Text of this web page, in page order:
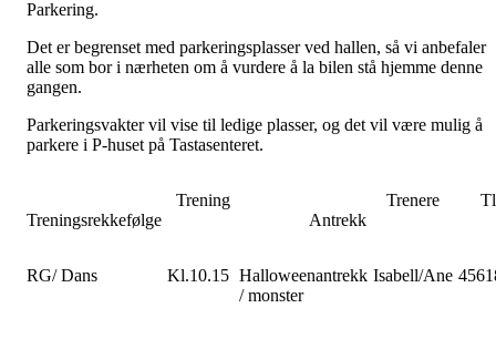
Parkering.
Det er begrenset med parkeringsplasser ved hallen, så vi anbefaler
alle som bor i nærheten om å vurdere å la bilen stå hjemme denne
gangen.
Parkeringsvakter vil vise til ledige plasser, og det vil være mulig å
parkere i P-huset på Tastasenteret.
Treningsrekkefølge
Trening
Antrekk
Trenere
RG/ Dans Kl.10.15 Halloweenantrekk
/ monster
Isabell/Ane